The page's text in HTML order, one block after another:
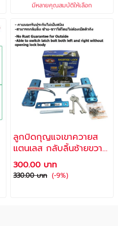
มีหลายคุณสมบัติให้เลือก
ลูกบิดกุญแจเขาควายส
แตนเลส กลับลิ้นซ้ายขวา
ด้วยปุ่มนอกตัวถัง พร้อม
กุญแจ 2 ดอก / มือจับ
เขาควาย มือจับก้านโยก
300.00 บาท
330.00 บาท (-9%)